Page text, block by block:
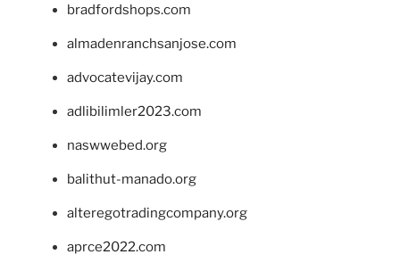
bradfordshops.com
almadenranchsanjose.com
advocatevijay.com
adlibilimler2023.com
naswwebed.org
balithut-manado.org
alteregotradingcompany.org
aprce2022.com